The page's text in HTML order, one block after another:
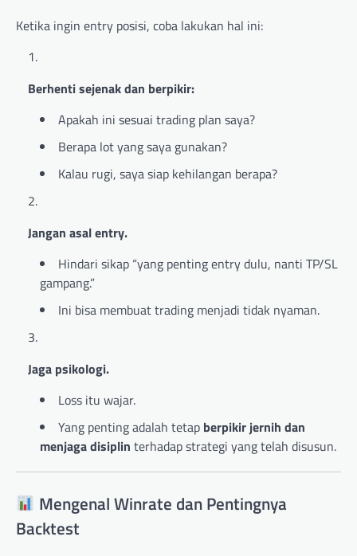
Ketika ingin entry posisi, coba lakukan hal ini:
Berhenti sejenak dan berpikir:
Apakah ini sesuai trading plan saya?
Berapa lot yang saya gunakan?
Kalau rugi, saya siap kehilangan berapa?
Jangan asal entry.
Hindari sikap “yang penting entry dulu, nanti TP/SL
gampang.”
Ini bisa membuat trading menjadi tidak nyaman.
Jaga psikologi.
Loss itu wajar.
Yang penting adalah tetap berpikir jernih dan
menjaga disiplin terhadap strategi yang telah disusun.
Mengenal Winrate dan Pentingnya
Backtest